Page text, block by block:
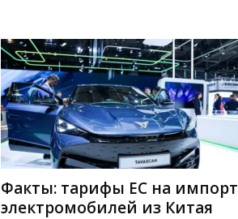
Факты: тарифы ЕС на импорт
электромобилей из Китая